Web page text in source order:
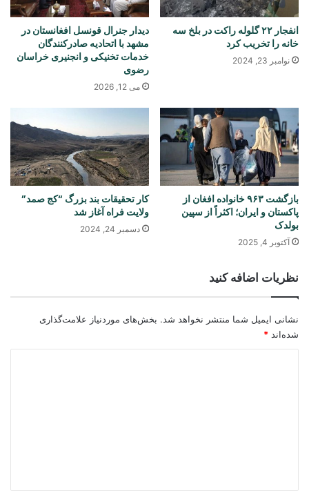
انفجار ۲۲ گلوله راکت در بلخ سه
خانه را تخریب کرد
نوامبر 23, 2024
دیدار جنرال قونسل افغانستان در
مشهد با اتحادیه صادرکنندگان
خدمات تخنیکی و انجنیری خراسان
رضوی
می 12, 2026
بازگشت ۹۶۳ خانواده افغان از
پاکستان و ایران؛ اکثراً از سپین
بولدک
آکتوبر 4, 2025
کار تحقیقات بند بزرگ “کج صمد”
ولایت فراه آغاز شد
دسمبر 24, 2024
نظریات اضافه کنید
نشانی ایمیل شما منتشر نخواهد شد. بخش‌های موردنیاز علامت‌گذاری
شده‌اند *